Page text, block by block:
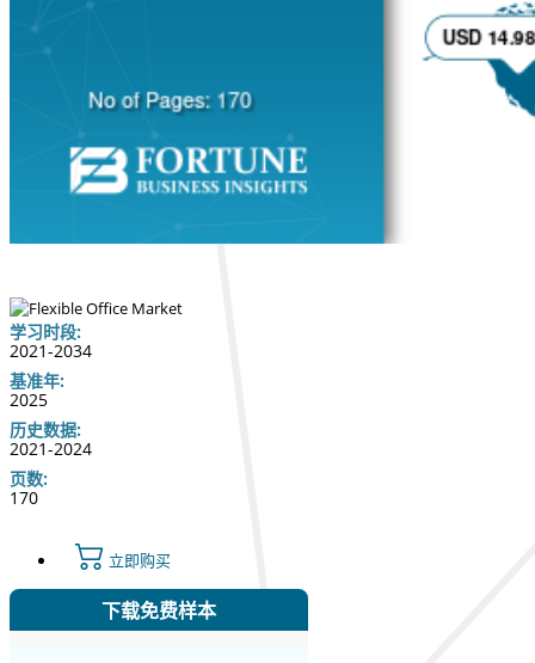
学习时段:
2021-2034
基准年:
2025
历史数据:
2021-2024
页数:
170
立即购买
下载免费样本